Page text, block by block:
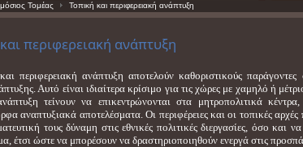
Τομέας Τοπική και περιφερειακή ανάπτυξη
περιφερειακή ανάπτυξη
περιφερειακή ανάπτυξη αποτελούν καθοριστικούς παράγοντες
Αυτό είναι ιδιαίτερα κρίσιμο για τις χώρες με χαμηλό ή
τείνουν να επικεντρώνονται στα μητροπολιτικά
αναπτυξιακά αποτελέσματα. Οι περιφέρειες και οι τοπικές
τους δύναμη στις εθνικές πολιτικές διεργασίες, όσο και
έτσι ώστε να μπορέσουν να δραστηριοποιηθούν ενεργά στις